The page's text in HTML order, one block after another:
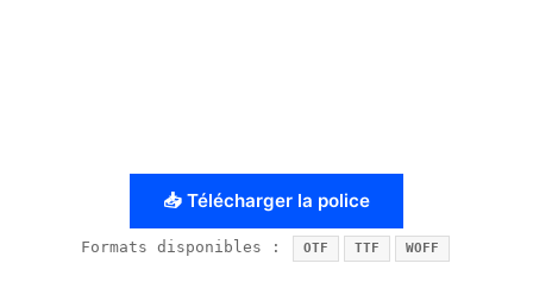
📥 Télécharger la police
Formats disponibles : OTF TTF WOFF